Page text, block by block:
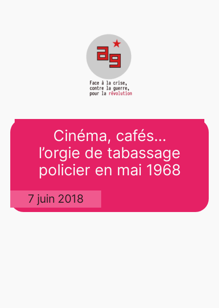
Cinéma, cafés…
l’orgie de tabassage
policier en mai 1968
7 juin 2018